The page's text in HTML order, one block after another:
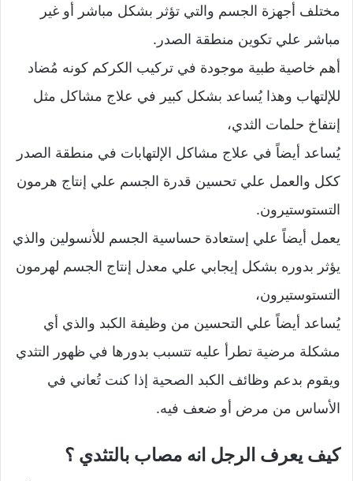
مختلف أجهزة الجسم والتي تؤثر بشكل مباشر أو غير
مباشر علي تكوين منطقة الصدر.
أهم خاصية طبية موجودة في تركيب الكركم كونه مُضاد
للإلتهاب وهذا يُساعد بشكل كبير في علاج مشاكل مثل
إنتفاخ حلمات الثدي،
يُساعد أيضاً في علاج مشاكل الإلتهابات في منطقة الصدر
ككل والعمل علي تحسين قدرة الجسم علي إنتاج هرمون
التستوستيرون.
يعمل أيضاً علي إستعادة حساسية الجسم للأنسولين والذي
يؤثر بدوره بشكل إيجابي علي معدل إنتاج الجسم لهرمون
التستوستيرون،
يُساعد أيضاً علي التحسين من وظيفة الكبد والذي أي
مشكلة مرضية تطرأ عليه تتسبب بدورها في ظهور التثدي
ويقوم بدعم وظائف الكبد الصحية إذا كنت تُعاني في
الأساس من مرض أو ضعف فيه.
كيف يعرف الرجل انه مصاب بالتثدي ؟